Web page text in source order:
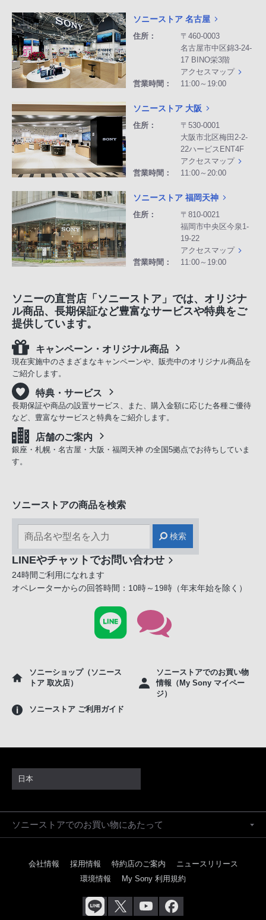
ソニーストア 名古屋
住所：
〒460-0003
名古屋市中区錦3-24-
17 BINO栄3階
アクセスマップ
営業時間：
11:00～19:00
ソニーストア 大阪
住所：
〒530-0001
大阪市北区梅田2-2-
22ハービスENT4F
アクセスマップ
営業時間：
11:00～20:00
ソニーストア 福岡天神
住所：
〒810-0021
福岡市中央区今泉1-
19-22
アクセスマップ
営業時間：
11:00～19:00
ソニーの直営店「ソニーストア」では、オリジナ
ル商品、長期保証など豊富なサービスや特典をご
提供しています。
キャンペーン・オリジナル商品
現在実施中のさまざまなキャンペーンや、販売中のオリジナル商品を
ご紹介します。
特典・サービス
長期保証や商品の設置サービス、また、購入金額に応じた各種ご優待
など、豊富なサービスと特典をご紹介します。
店舗のご案内
銀座・札幌・名古屋・大阪・福岡天神 の全国5拠点でお待ちしていま
す。
ソニーストアの商品を検索
検索
LINEやチャットでお問い合わせ
24時間ご利用になれます
オペレーターからの回答時間：10時～19時（年末年始を除く）
ソニーショップ（ソニース
トア 取次店）
ソニーストアでのお買い物
情報（My Sony マイペー
ジ）
ソニーストア ご利用ガイド
日本
ソニーストアでのお買い物にあたって
会社情報 採用情報 特約店のご案内
ニュースリリース
環境情報
My Sony 利用規約